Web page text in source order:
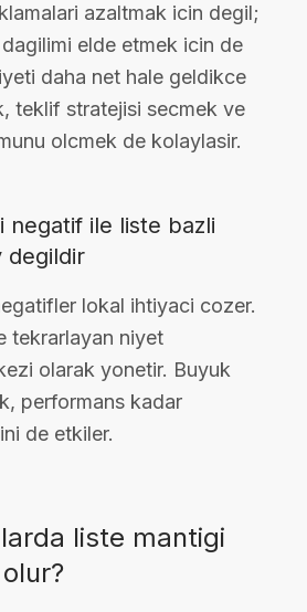
azaltmak icin degil;
elde etmek icin de
daha net hale geldikce
teklif stratejisi secmek ve
olcmek de kolaylasir.
negatif ile liste bazli
degildir
lokal ihtiyaci cozer.
tekrarlayan niyet
olarak yonetir. Buyuk
performans kadar
de etkiler.
liste mantigi